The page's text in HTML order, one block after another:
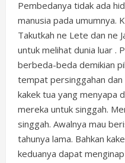
Pembedanya tidak ada
manusia pada umumnya.
Takutkah ne Lete dan ne
untuk melihat dunia luar .
berbeda-beda demikian
tempat persinggahan
kakek tua yang menyapa
mereka untuk singgah.
singgah. Awalnya mau
tahunya lama. Bahkan
keduanya dapat